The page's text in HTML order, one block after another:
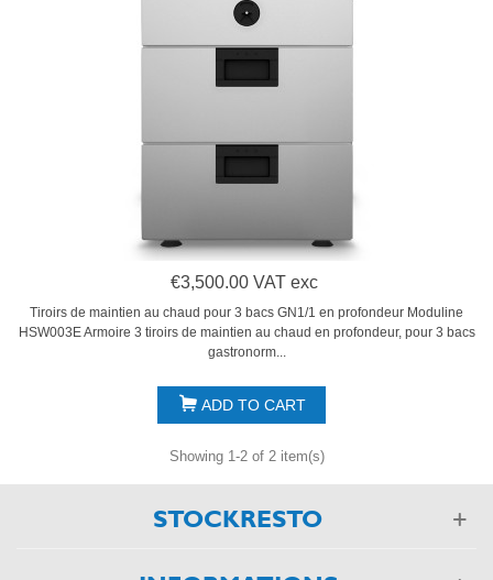
€3,500.00 VAT exc
Tiroirs de maintien au chaud pour 3 bacs GN1/1 en profondeur Moduline
HSW003E Armoire 3 tiroirs de maintien au chaud en profondeur, pour 3 bacs
gastronorm...
ADD TO CART
Showing 1-2 of 2 item(s)
STOCKRESTO